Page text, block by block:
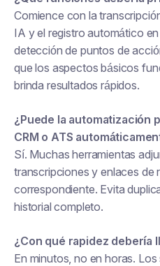
Comience con la
IA y el registro automático
detección de puntos de
que los aspectos básicos
brinda resultados rápidos.
¿Puede la automatización
CRM o ATS
Sí. Muchas herramientas
transcripciones y enlaces de
correspondiente. Evita
historial completo.
¿Con qué rapidez debería
En minutos, no en horas.